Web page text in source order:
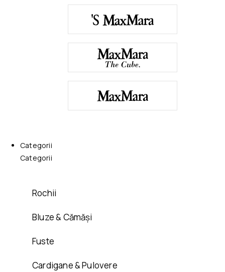
Categorii
Categorii
Rochii
Bluze & Cămăși
Fuste
Cardigane & Pulovere